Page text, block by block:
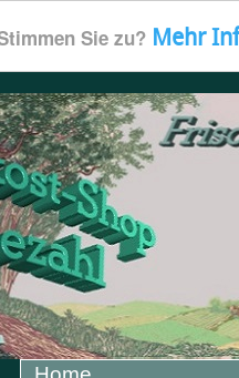
Sie zu? Mehr